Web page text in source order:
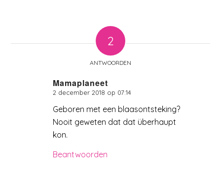
2
ANTWOORDEN
Mamaplaneet
zegt:
2 december 2018 op 07:14
Geboren met een blaasontsteking?
Nooit geweten dat dat überhaupt
kon.
Beantwoorden